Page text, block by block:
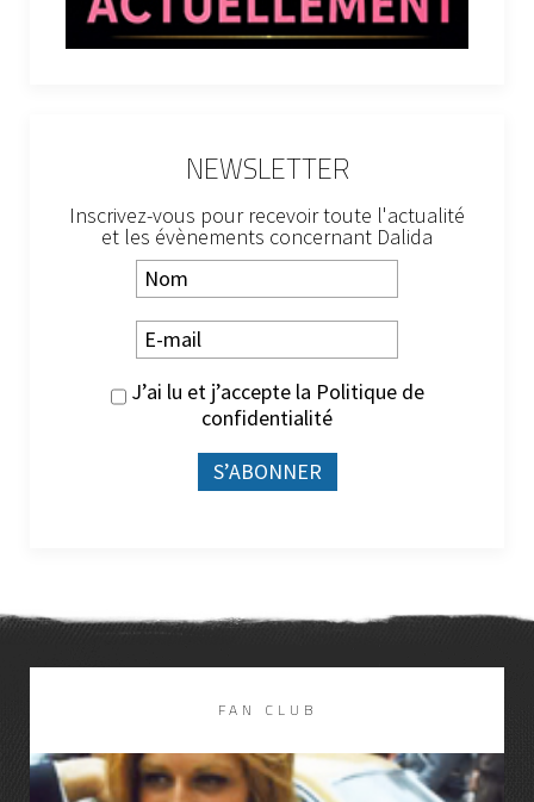
NEWSLETTER
Inscrivez-vous pour recevoir toute l'actualité
et les évènements concernant Dalida
J’ai lu et j’accepte la Politique de
confidentialité
FAN CLUB